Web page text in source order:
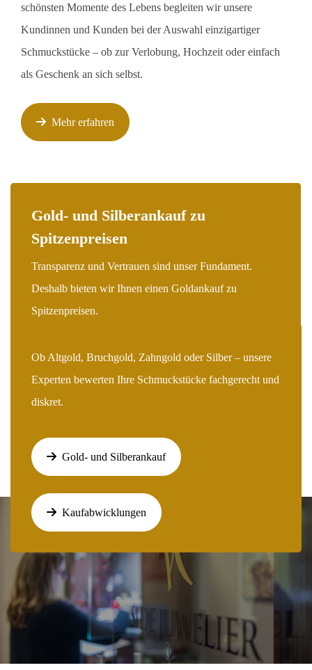
schönsten Momente des Lebens begleiten wir unsere
Kundinnen und Kunden bei der Auswahl einzigartiger
Schmuckstücke – ob zur Verlobung, Hochzeit oder einfach
als Geschenk an sich selbst.
Mehr erfahren
Gold- und Silberankauf zu
Spitzenpreisen
Transparenz und Vertrauen sind unser Fundament.
Deshalb bieten wir Ihnen einen Goldankauf zu
Spitzenpreisen.
Ob Altgold, Bruchgold, Zahngold oder Silber – unsere
Experten bewerten Ihre Schmuckstücke fachgerecht und
diskret.
Gold- und Silberankauf
Kaufabwicklungen